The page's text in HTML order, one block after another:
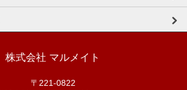
株式会社 マルメイト
〒221-0822